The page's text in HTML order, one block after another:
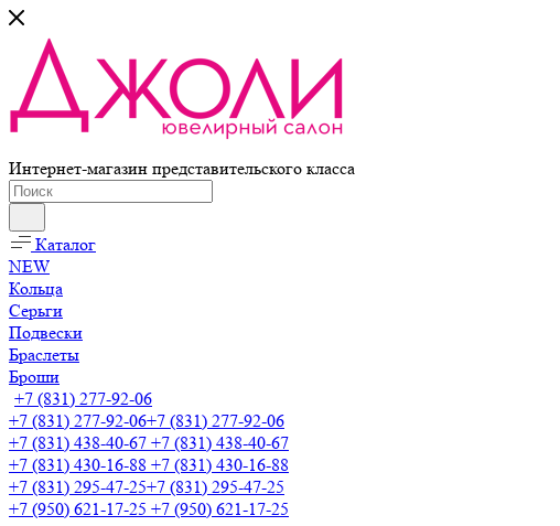
Интернет-магазин представительского класса
Каталог
NEW
Кольца
Серьги
Подвески
Браслеты
Броши
+7 (831) 277-92-06
+7 (831) 277-92-06+7 (831) 277-92-06
+7 (831) 438-40-67 +7 (831) 438-40-67
+7 (831) 430-16-88 +7 (831) 430-16-88
+7 (831) 295-47-25+7 (831) 295-47-25
+7 (950) 621-17-25 +7 (950) 621-17-25